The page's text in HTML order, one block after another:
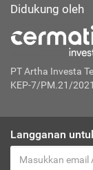
Didukung oleh
PT Artha Investa
KEP-7/PM.21/2021
Langganan